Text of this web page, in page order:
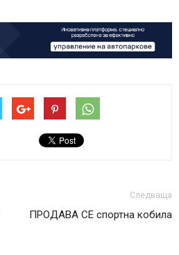
Следваща
ПРОДАВА СЕ спортна кобила